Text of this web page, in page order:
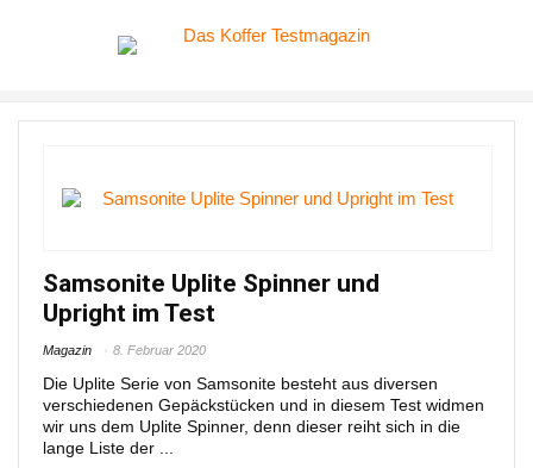
Samsonite Uplite Spinner und
Upright im Test
Magazin 8. Februar 2020
Die Uplite Serie von Samsonite besteht aus diversen
verschiedenen Gepäckstücken und in diesem Test widmen
wir uns dem Uplite Spinner, denn dieser reiht sich in die
lange Liste der ...